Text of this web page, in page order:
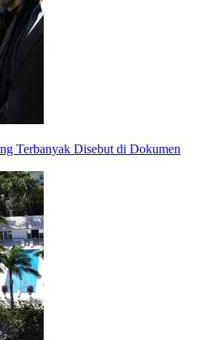
Terbanyak Disebut di Dokumen